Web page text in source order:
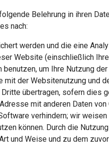
Belehrung in ihren
nach:
werden und die eine
Website (einschließlich
um Ihre Nutzung
der Websitenutzung und
übertragen, sofern
mit anderen Daten
verhindern; wir
können. Durch die
und Weise und zu dem